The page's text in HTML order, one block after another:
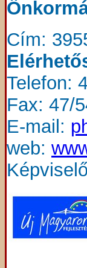
Cím:
Telefon:
Fax: 47/
E-mail:
web: